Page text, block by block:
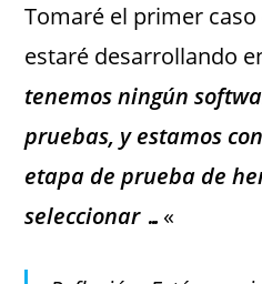
Tomaré el primer
estaré desarrollando
tenemos ningún
pruebas, y estamos
etapa de prueba de
seleccionar … «